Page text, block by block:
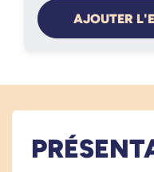
AJOUTER